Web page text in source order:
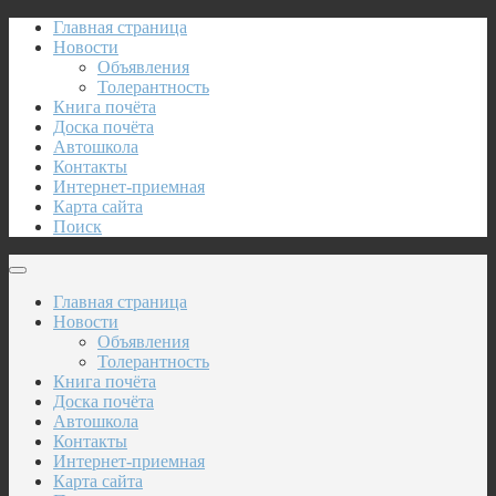
Главная страница
Новости
Объявления
Толерантность
Книга почёта
Доска почёта
Автошкола
Контакты
Интернет-приемная
Карта сайта
Поиск
Главная страница
Новости
Объявления
Толерантность
Книга почёта
Доска почёта
Автошкола
Контакты
Интернет-приемная
Карта сайта